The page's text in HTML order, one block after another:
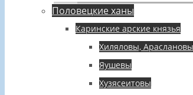
Половецкие ханы
Каринские арские князья
Хиляловы, Араслановы
Яушевы
Хузясеитовы